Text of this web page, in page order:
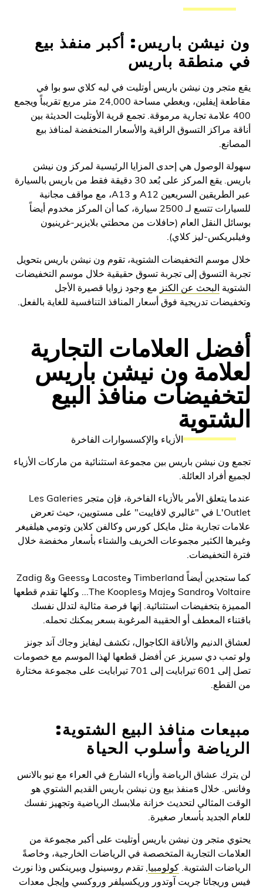
نيشن باريس: أكبر منفذ بيع
منطقة باريس
ون نيشن باريس أوتليت في ليه كلاي سو بوا في
مقاطعة إيفلين، ويغطي مساحة 24,000 متر مربع تقريباً ويجمع
400 علامة تجارية مرموقة. تجمع قرية الأوتليت الحديثة بين
مراكز التسوق الراقية والأسعار المنخفضة لمنافذ بيع
الوصول هي إحدى المزايا الرئيسية لمركز ون نيشن
باريس. يقع المركز على بُعد 30 دقيقة فقط من باريس بالسيارة
عبر الطريقين السريعين A12 و A13، مع مواقف مجانية
للسيارات تتسع لـ 2500 سيارة، كما أن المركز مخدوم أيضاً
النقل العام (حافلات من محطتي بلايزير-غرينيون
ليز كلاي).
موسم التخفيضات الشتوية، تقوم ون نيشن باريس بتحويل
التسوق إلى تجربة تسوق حقيقية خلال موسم التخفيضات
البحث عن الكنزمع وجود زوايا قصيرة الأجل
تدريجية فوق أسعار المنافذ التنافسية للغاية بالفعل.
العلامات التجارية
ون نيشن باريس
منافذ البيع
الأزياء والإكسسوارات الفاخرة
ون نيشن باريس بين مجموعة استثنائية من ماركات الأزياء
أفراد العائلة.
عندما يتعلق الأمر بالأزياء الفاخرة، فإن متجر Les Galeries
L'Outlet في "غاليري لافاييت" على مستويين، حيث تعرض
تجارية مثل مايكل كورس وكالفن كلاين وتومي هيلفيغر
الكثير مجموعات الخريف والشتاء بأسعار مخفضة خلال
التخفيضات.
كما ستجدين أيضاً Timberland وLacoste وGeess وZadig &
Voltaire وSandro وMaje وThe Kooples... وكلها تقدم قطعها
بتخفيضات استثنائية. إنها فرصة مثالية لتدلل نفسك
المعطف أو الحقيبة المرغوبة بسعر يمكنك تحمله.
الدنيم والأناقة الكاجوال، تكشف ليفايز وجاك آند جونز
دي سيريز عن أفضل قطعها لهذا الموسم مع خصومات
تصل إلى 601 تيرابايت إلى 701 تيرابايت على مجموعة مختارة
منافذ البيع الشتوية:
وأسلوب الحياة
عشاق الرياضة وأزياء الشارع في العراء مع نيو بالانس
خلال s منفذ بيع ون نيشن باريس القديم الشتوي هو
المثالي لتحديث خزانة ملابسك الرياضية وتجهيز نفسك
الجديد بأسعار صغيرة.
متجر ون نيشن باريس أوتليت على أكبر مجموعة من
التجارية المتخصصة في الرياضات الخارجية، وخاصةً
الشتوية.كولومبيا, تقدم روسينول وبيرينكس وذا نورث
جريت آوتدور وريكسيلفر وروكسي وإيجل معدات